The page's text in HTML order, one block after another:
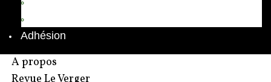
Adhésion
A propos